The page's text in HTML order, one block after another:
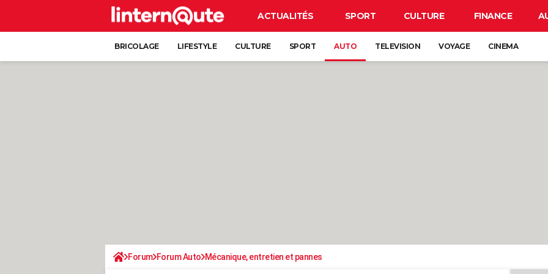
ACTUALITÉS SPORT CULTURE FINANCE
BRICOLAGE LIFESTYLE CULTURE SPORT AUTO TELEVISION VOYAGE CINEMA
Forum Forum Auto Mécanique, entretien et pannes